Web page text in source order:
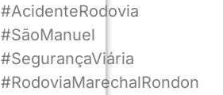
#AcidenteRodovia
#SãoManuel
#SegurançaViária
#RodoviaMarechalRondon